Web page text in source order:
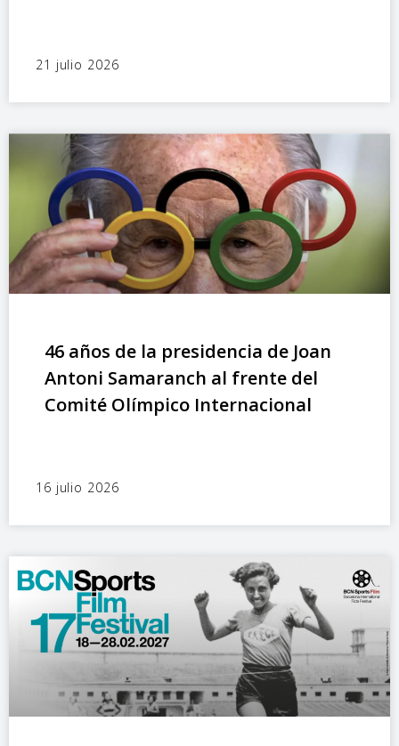
21 julio 2026
46 años de la presidencia de Joan
Antoni Samaranch al frente del
Comité Olímpico Internacional
16 julio 2026